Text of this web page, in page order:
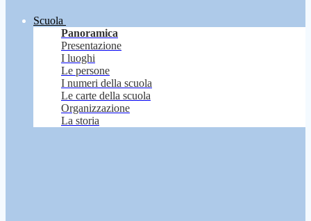
Scuola
Panoramica
Presentazione
I luoghi
Le persone
I numeri della scuola
Le carte della scuola
Organizzazione
La storia